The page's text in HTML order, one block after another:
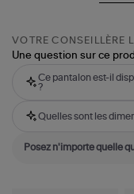
VOTRE CONSEILLÈRE
Une question sur ce
Ce pantalon est-il
?
Quelles sont les